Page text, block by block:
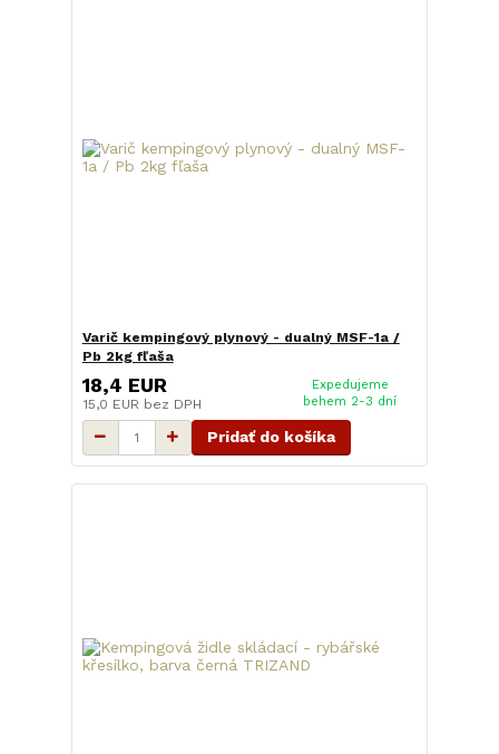
Varič kempingový plynový - dualný MSF-1a /
Pb 2kg fľaša
18,4 EUR
15,0 EUR bez DPH
Expedujeme
behem 2-3 dní
Pridať do košíka